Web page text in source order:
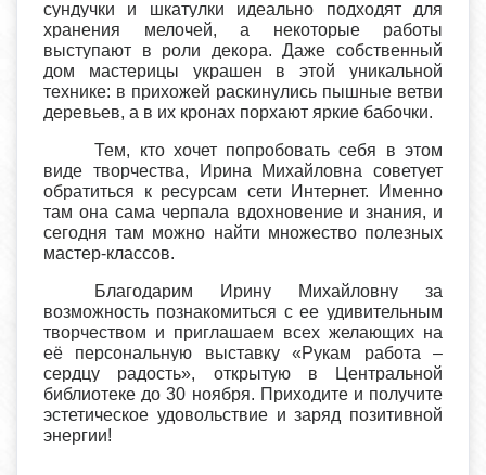
сундучки и шкатулки идеально подходят для
хранения мелочей, а некоторые работы
выступают в роли декора. Даже собственный
дом мастерицы украшен в этой уникальной
технике: в прихожей раскинулись пышные ветви
деревьев, а в их кронах порхают яркие бабочки.
Тем, кто хочет попробовать себя в этом
виде творчества, Ирина Михайловна советует
обратиться к ресурсам сети Интернет. Именно
там она сама черпала вдохновение и знания, и
сегодня там можно найти множество полезных
мастер-классов.
Благодарим Ирину Михайловну за
возможность познакомиться с ее удивительным
творчеством и приглашаем всех желающих на
её персональную выставку «Рукам работа –
сердцу радость», открытую в Центральной
библиотеке до 30 ноября. Приходите и получите
эстетическое удовольствие и заряд позитивной
энергии!